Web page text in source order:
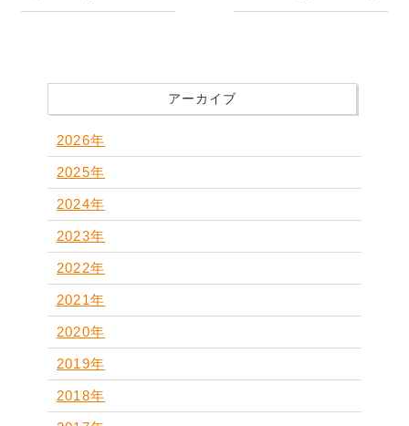
アーカイブ
2026年
2025年
2024年
2023年
2022年
2021年
2020年
2019年
2018年